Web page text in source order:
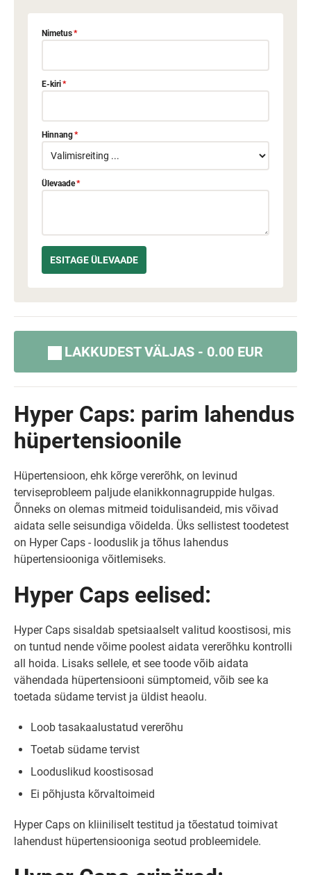
Nimetus*
E-kiri*
Hinnang*
Ülevaade*
LAKKUDEST VÄLJAS - 0.00 EUR
Hyper Caps: parim lahendus
hüpertensioonile
Hüpertensioon, ehk kõrge vererõhk, on levinud
terviseprobleem paljude elanikkonnagruppide hulgas.
Õnneks on olemas mitmeid toidulisandeid, mis võivad
aidata selle seisundiga võidelda. Üks sellistest toodetest
on Hyper Caps - looduslik ja tõhus lahendus
hüpertensiooniga võitlemiseks.
Hyper Caps eelised:
Hyper Caps sisaldab spetsiaalselt valitud koostisosi, mis
on tuntud nende võime poolest aidata vererõhku kontrolli
all hoida. Lisaks sellele, et see toode võib aidata
vähendada hüpertensiooni sümptomeid, võib see ka
toetada südame tervist ja üldist heaolu.
Loob tasakaalustatud vererõhu
Toetab südame tervist
Looduslikud koostisosad
Ei põhjusta kõrvaltoimeid
Hyper Caps on kliiniliselt testitud ja tõestatud toimivat
lahendust hüpertensiooniga seotud probleemidele.